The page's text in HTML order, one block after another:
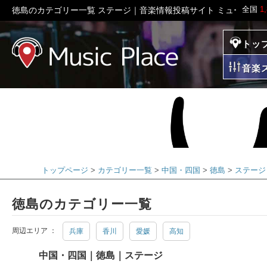
全国
徳島のカテゴリー一覧 ステージ｜音楽情報投稿サイト ミュージッ
ミュージックプレイ
トッ
音楽
トップページ カテゴリー一覧 中国・四国 徳島 ステージ
徳島のカテゴリー一覧
周辺エリア ： 兵庫 香川 愛媛 高知
中国・四国｜徳島｜ステージ